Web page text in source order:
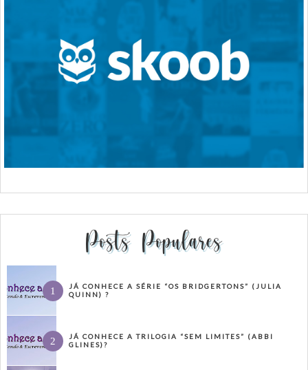
Posts Populares
JÁ CONHECE A SÉRIE “OS BRIDGERTONS” (JULIA
QUINN) ?
JÁ CONHECE A TRILOGIA “SEM LIMITES” (ABBI
GLINES)?